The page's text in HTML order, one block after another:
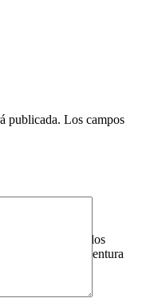
que invita a los
de fantasía y aventura
publicada. Los campos